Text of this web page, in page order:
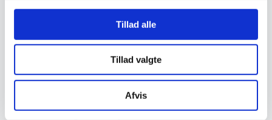
Tillad alle
Tillad valgte
Afvis
Ozonmaskiner
Afspærring
Pullert
Vejbump
Vejmarkering
Vejmaling
Ukrudtsbekæmpelse